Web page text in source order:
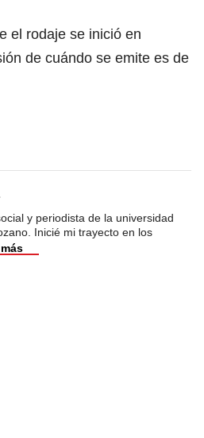
el rodaje se inició en
de cuándo se emite es de
y periodista de la universidad
Inicié mi trayecto en los